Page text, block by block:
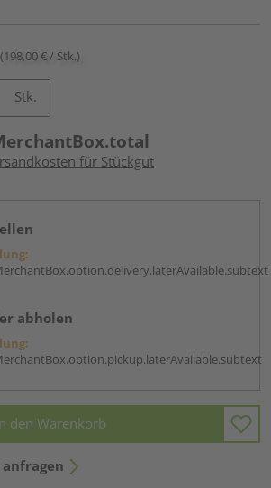
(198,00 € / Stk.)
Stk.
für Stückgut
abholen
den Warenkorb